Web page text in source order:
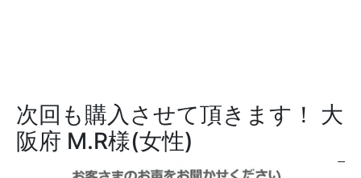
次回も購入させて頂きます！ 大
阪府 M.R様(女性)